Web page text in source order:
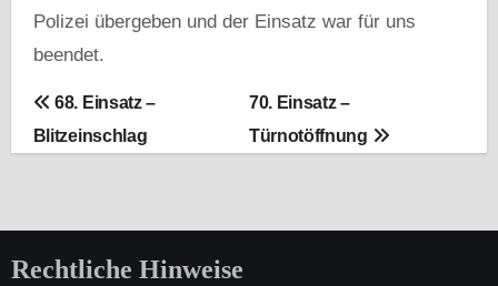
Polizei übergeben und der Einsatz war für uns
beendet.
B
e
t
68. Einsatz –
Blitzeinschlag
70. Einsatz –
Türnotöffnung
Rechtliche Hinweise